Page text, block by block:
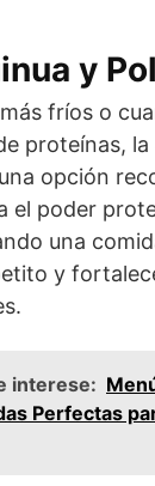
y
fríos o
proteínas, la
opción
el poder
una
y
interese:
Perfectas